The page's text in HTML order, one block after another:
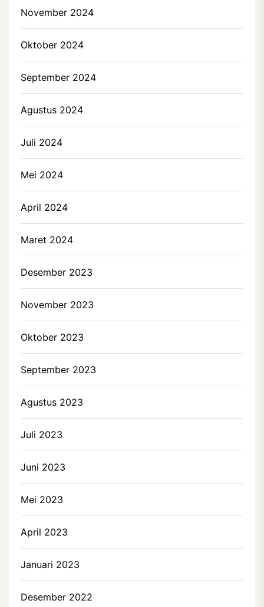
November 2024
Oktober 2024
September 2024
Agustus 2024
Juli 2024
Mei 2024
April 2024
Maret 2024
Desember 2023
November 2023
Oktober 2023
September 2023
Agustus 2023
Juli 2023
Juni 2023
Mei 2023
April 2023
Januari 2023
Desember 2022